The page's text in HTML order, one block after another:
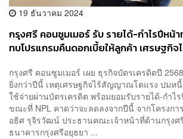
19 ธันวาคม 2024
กรุงศรี คอนซูมเมอร์ รับ รายได้-กำไรปีหน้
ทบโปรแกรมคืนดอกเบี้ยให้ลูกค้า เศรษฐ
กรุงศรี คอนซูมเมอร์ เผย ธุรกิจบัตรเครดิตปี
ยิ่งกว่าปีนี้ เหตุเศรษฐกิจไร้สัญญาณโตแรง ปมห
ใช้จ่ายผ่านบัตรเครดิต พร้อมยอมรับรายได้-กำไ
ขณะที่ NPL คาดว่าจะลดลงจากปีนี้ จากโครงกา
อธิศ รุจิรวัฒน์ ประธานคณะเจ้าหน้าที่ด้านกรุงศ
ธนาคารกรุงศรีอยุธยา ...